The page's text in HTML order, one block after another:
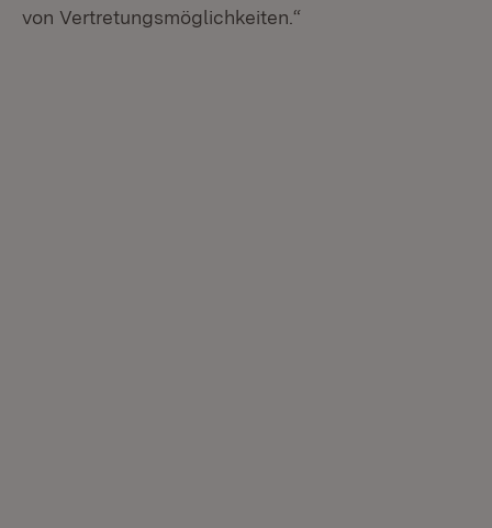
von Vertretungsmöglichkeiten.“